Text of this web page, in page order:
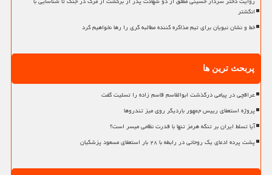
انگشتر
خط و نشان نبویان برای تیم مذاکره کننده مطالبه گری را رها نخواهیم کرد
پربحث ترین ها
عراقچی در پیامی درگذشت ابوالقاسم قاسم زاده را تسلیت گفت
پروژه استعفای رییس جمهور باردیگر روی میز تندروها
آیا تسلط ایران بر تنگه هرمز تنها با قدرت نظامی میسر است؟
پشت پرده ادعای یک روحانی در رابطه با ۲۸ بار استعفای مسعود پزشکیان